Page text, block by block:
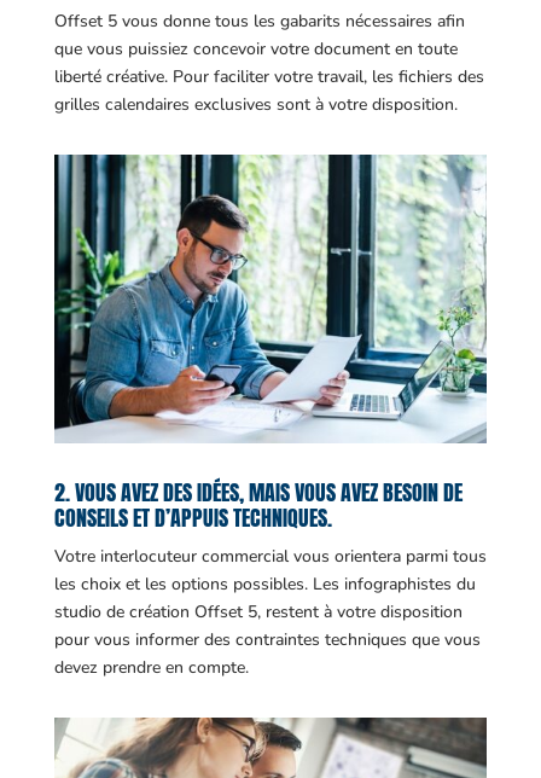
Offset 5 vous donne tous les gabarits nécessaires afin
que vous puissiez concevoir votre document en toute
liberté créative. Pour faciliter votre travail, les fichiers des
grilles calendaires exclusives sont à votre disposition.
2. VOUS AVEZ DES IDÉES, MAIS VOUS AVEZ BESOIN DE
CONSEILS ET D’APPUIS TECHNIQUES.
Votre interlocuteur commercial vous orientera parmi tous
les choix et les options possibles. Les infographistes du
studio de création Offset 5, restent à votre disposition
pour vous informer des contraintes techniques que vous
devez prendre en compte.